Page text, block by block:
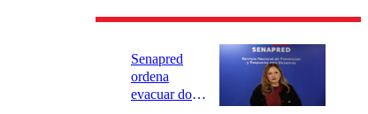
Senapred
ordena
evacuar dos